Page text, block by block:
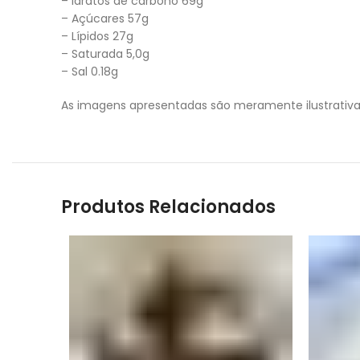
– Açúcares 57g
– Lípidos 27g
– Saturada 5,0g
– Sal 0.18g
As imagens apresentadas são meramente
Produtos Relacionados